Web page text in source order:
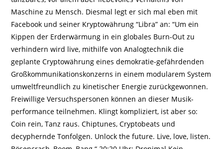
Maschine zu Mensch. Diesmal legt er sich mal eben mit
Facebook und seiner Kryptowährung “Libra” an: “Um ein
Kippen der Erd­er­wärmung in ein globales Burn-Out zu
verhindern wird live, mithilfe von Analog­technik die
geplante Crypto­währung eines demokratie-gefähr­den­den
Groß­kommuni­kations­konzerns in einem modularem System
umwelt­freund­lich zu kinetischer Energie zurück­gewonnen.
Frei­willige Versuchs­personen können an dieser Musik­
perfor­mance teil­nehmen. Klingt kompliziert, ist aber so:
Coin rein, Tanz raus. Chiptunes, Cryptobeats und
decyphernde Tonfolgen. Unlock the future. Live, love, listen.